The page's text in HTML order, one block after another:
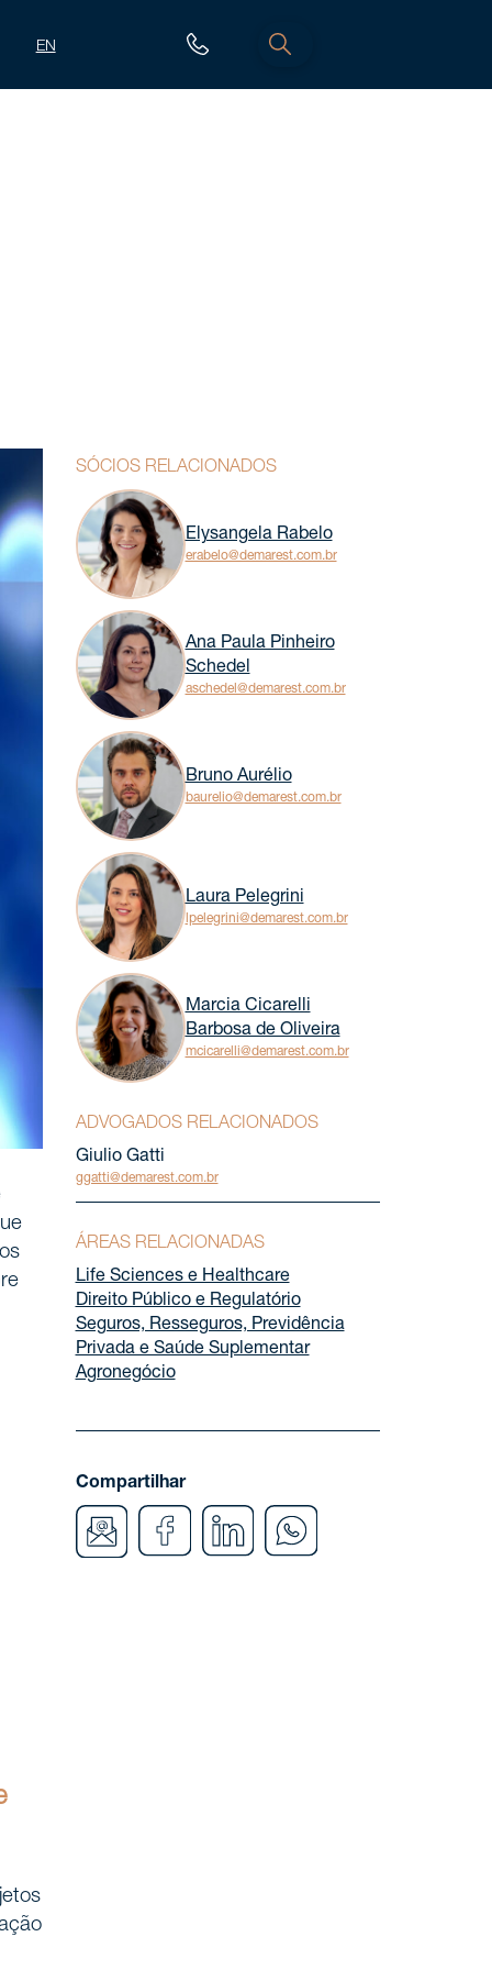
EN
SÓCIOS RELACIONADOS
Elysangela Rabelo
erabelo@demarest.com.br
Ana Paula Pinheiro
Schedel
aschedel@demarest.com.br
Bruno Aurélio
baurelio@demarest.com.br
Laura Pelegrini
lpelegrini@demarest.com.br
Marcia Cicarelli
Barbosa de Oliveira
mcicarelli@demarest.com.br
ADVOGADOS RELACIONADOS
Giulio Gatti
ggatti@demarest.com.br
ÁREAS RELACIONADAS
Life Sciences e Healthcare
Direito Público e Regulatório
Seguros, Resseguros, Previdência
Privada e Saúde Suplementar
Agronegócio
Compartilhar